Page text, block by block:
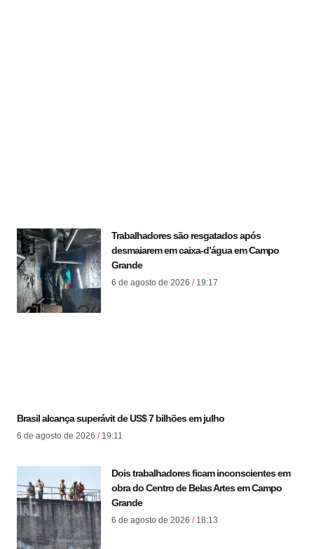
Trabalhadores são resgatados após
desmaiarem em caixa-d’água em Campo
Grande
6 de agosto de 2026 19:17
Brasil alcança superávit de US$ 7 bilhões em julho
6 de agosto de 2026 19:11
Dois trabalhadores ficam inconscientes em
obra do Centro de Belas Artes em Campo
Grande
6 de agosto de 2026 18:13